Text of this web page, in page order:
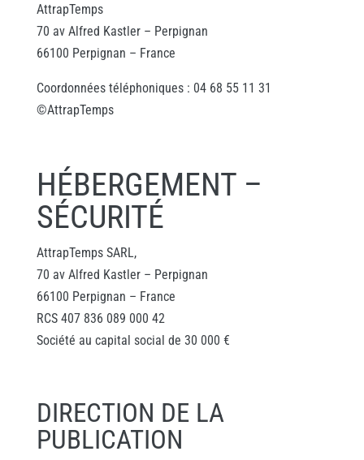
AttrapTemps
70 av Alfred Kastler – Perpignan
66100 Perpignan – France
Coordonnées téléphoniques : 04 68 55 11 31
©AttrapTemps
HÉBERGEMENT –
SÉCURITÉ
AttrapTemps SARL,
70 av Alfred Kastler – Perpignan
66100 Perpignan – France
RCS 407 836 089 000 42
Société au capital social de 30 000 €
DIRECTION DE LA
PUBLICATION